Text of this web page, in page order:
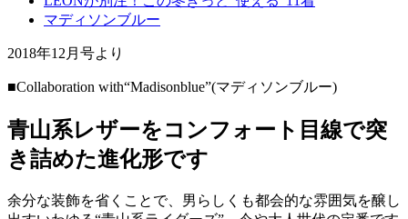
マディソンブルー
2018年12月号より
■Collaboration with“Madisonblue”(マディソンブルー)
青山系レザーをコンフォート目線で突
き詰めた進化形です
余分な装飾を省くことで、男らしくも都会的な雰囲気を醸し